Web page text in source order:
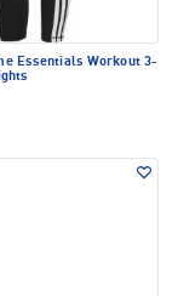
Essentials Workout 3-